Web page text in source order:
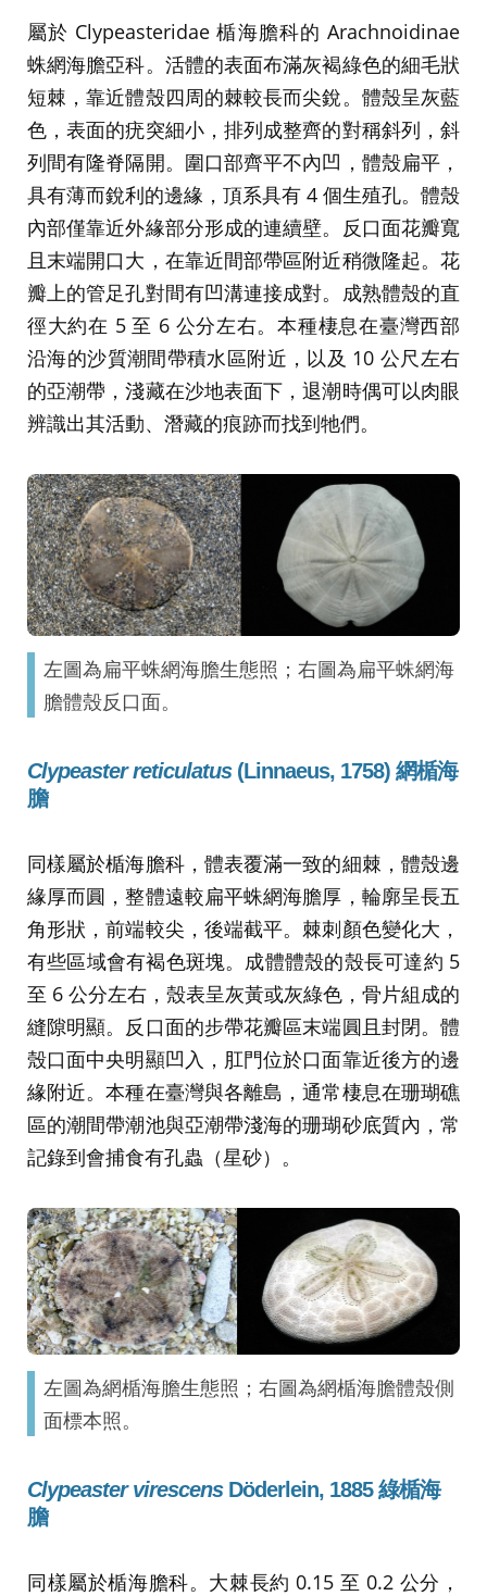
屬於 Clypeasteridae 楯海膽科的 Arachnoidinae
蛛網海膽亞科。活體的表面布滿灰褐綠色的細毛狀
短棘，靠近體殼四周的棘較長而尖銳。體殼呈灰藍
色，表面的疣突細小，排列成整齊的對稱斜列，斜
列間有隆脊隔開。圍口部齊平不內凹，體殼扁平，
具有薄而銳利的邊緣，頂系具有 4 個生殖孔。體殼
內部僅靠近外緣部分形成的連續壁。反口面花瓣寬
且末端開口大，在靠近間部帶區附近稍微隆起。花
瓣上的管足孔對間有凹溝連接成對。成熟體殼的直
徑大約在 5 至 6 公分左右。本種棲息在臺灣西部
沿海的沙質潮間帶積水區附近，以及 10 公尺左右
的亞潮帶，淺藏在沙地表面下，退潮時偶可以肉眼
辨識出其活動、潛藏的痕跡而找到牠們。
左圖為扁平蛛網海膽生態照；右圖為扁平蛛網海
膽體殼反口面。
Clypeaster reticulatus(Linnaeus, 1758) 網楯海
膽
同樣屬於楯海膽科，體表覆滿一致的細棘，體殼邊
緣厚而圓，整體遠較扁平蛛網海膽厚，輪廓呈長五
角形狀，前端較尖，後端截平。棘刺顏色變化大，
有些區域會有褐色斑塊。成體體殼的殼長可達約 5
至 6 公分左右，殼表呈灰黃或灰綠色，骨片組成的
縫隙明顯。反口面的步帶花瓣區末端圓且封閉。體
殼口面中央明顯凹入，肛門位於口面靠近後方的邊
緣附近。本種在臺灣與各離島，通常棲息在珊瑚礁
區的潮間帶潮池與亞潮帶淺海的珊瑚砂底質內，常
記錄到會捕食有孔蟲（星砂）。
左圖為網楯海膽生態照；右圖為網楯海膽體殼側
面標本照。
Clypeaster virescensDöderlein, 1885 綠楯海
膽
同樣屬於楯海膽科。大棘長約 0.15 至 0.2 公分，